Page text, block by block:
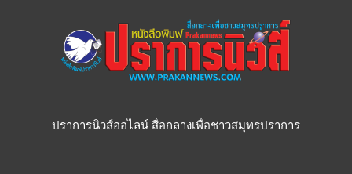
ปราการนิวส์ออไลน์ สื่อกลางเพื่อชาวสมุทรปราการ